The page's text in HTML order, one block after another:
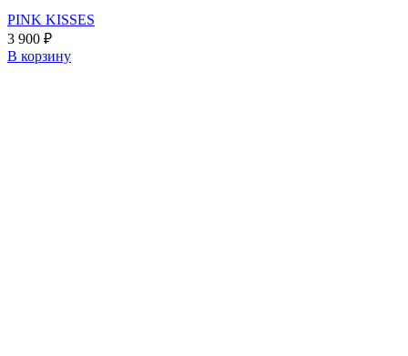
PINK KISSES
3 900 ₽
В корзину